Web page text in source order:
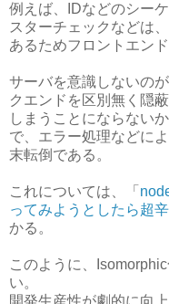
例えば、IDなどのシー
スターチェックなどは
あるためフロントエン
サーバを意識しないの
クエンドを区別無く隠
しまうことにならない
で、エラー処理などに
末転倒である。
これについては、「
ってみようとしたら超
かる。
このように、
い。